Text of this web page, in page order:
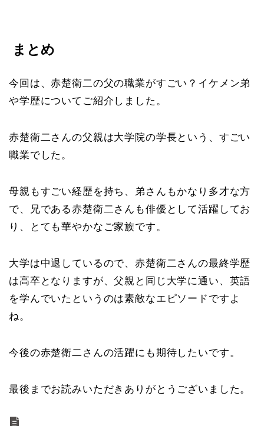
まとめ
今回は、赤楚衛二の父の職業がすごい？イケメン弟
や学歴についてご紹介しました。
赤楚衛二さんの父親は大学院の学長という、すごい
職業でした。
母親もすごい経歴を持ち、弟さんもかなり多才な方
で、兄である赤楚衛二さんも俳優として活躍してお
り、とても華やかなご家族です。
大学は中退しているので、赤楚衛二さんの最終学歴
は高卒となりますが、父親と同じ大学に通い、英語
を学んでいたというのは素敵なエピソードですよ
ね。
今後の赤楚衛二さんの活躍にも期待したいです。
最後までお読みいただきありがとうございました。